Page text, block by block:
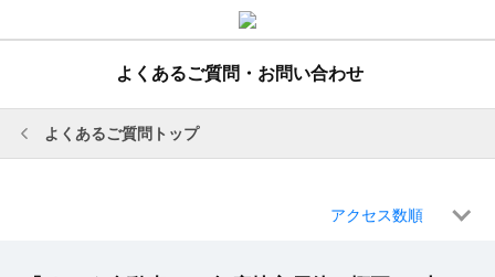
よくあるご質問・お問い合わせ
よくあるご質問トップ
アクセス数順